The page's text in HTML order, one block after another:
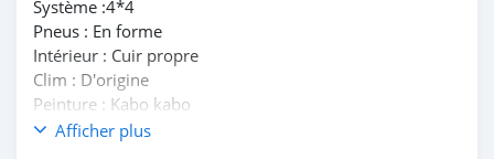
Système :4*4
Pneus : En forme
Intérieur : Cuir propre
Clim : D'origine
Peinture : Kabo kabo
série : CB
Afficher plus